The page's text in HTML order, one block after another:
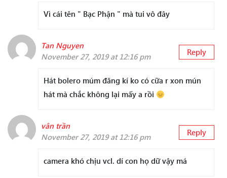
Vì cái tên " Bạc Phận " mà tui vô đây
Tan Nguyen
November 27, 2019 at 12:16 pm
Reply
Hát bolero múm đăng kí ko có cữa r xon mún
hát mà chắc không lại mấy a rồi
vân trần
November 27, 2019 at 12:16 pm
Reply
camera khó chịu vcl. dí con họ dữ vậy má